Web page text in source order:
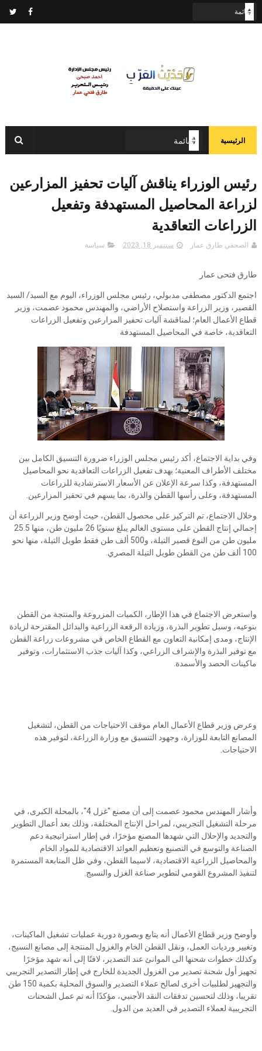
الرئيسية
رئيس الوزراء يناقش آليات تحفيز المزارعين
لزراعة المحاصيل المستهدفة وتفعيل
الزراعات التعاقدية
الصحفي طارق عمار سبتمبر 18, 2023 سياسة
طارق فتحى عمار
اجتمع الدكتور مصطفى مدبولي، رئيس مجلس الوزراء، اليوم مع السيد/ السيد
القصير، وزير الزراعة واستصلاح الأراضي، والمهندس محمود عصمت، وزير
قطاع الأعمال العام؛ لمناقشة آليات تحفيز المزارعين وتفعيل الزراعات
التعاقدية، خاصة في المحاصيل المستهدفة
وفي بداية الاجتماع، أكد رئيس مجلس الوزراء ضرورة التنسيق الكامل بين
مختلف الأطراف المعنية؛ بهدف تفعيل الزراعات التعاقدية نحو المحاصيل
المستهدفة، وكذا سرعة الإعلان عن الأسعار الاسترشادية للزراعات
المستهدفة، وعلى رأسها القطن والذرة، بما يسهم في تحفيز المزارعين.
وخلال الاجتماع، تم التركيز على محصول القطن، حيث أوضح وزير الزراعة أن
إجمالي إنتاج القطن على مستوى العالم يبلغ سنويًا 26 مليون طن، منها 25.5
مليون طن من النوع قصير التيلة، و500 ألف طن فقط طويل التيلة، منها نحو
100 ألف طن من القطن طويل التيلة المصري.
واستعرض الاجتماع في هذا الإطار، الكميات المزروعة والمنتجة من القطن
بنوعيه، وسبل تطوير البذرة، وزيادة الرقعة الزراعية والبدائل المقترحة لزيادة
الإنتاج، ومدى إمكانية التعاون مع القطاع الخاص في مشروعات زراعة القطن
مع توفير البذرة والإشراف الزراعي، وكذا آليات جذب الاستثمارات، وتوفير
ماكينات الحصد والأسمدة.
وعرض وزير قطاع الأعمال العام موقف الاحتياجات من القطن، لتشغيل
المصانع التابعة للوزارة، وجهود التنسيق مع وزارة الزراعة، لتوفير هذه
الاحتياجات.
وأشار المهندس محمود عصمت إلى أن مصنع "غزل 4"، بالمحلة الكبرى، في
مرحلة التشغيل التجريبي، لمراحل الإنتاج المختلفة، وذلك بعد أعمال التطوير
والتجديد والإحلال التي شهدها المصنع مؤخرًا، في إطار استراتيجية دعم
الصناعة والتوسع في التصنيع وتعظيم العوائد الاقتصادية للمواد الخام
والمحاصيل الزراعية الاقتصادية، لاسيما القطن، وفي ظل المتابعة المستمرة
لتنفيذ المشروع القومي لتطوير صناعة الغزل والنسيج.
وأوضح وزير قطاع الأعمال أنه يتابع وبصورة دورية عمليات تشغيل الماكينات،
وتغيير ورديات العمل، ونقل القطن الخام والغزول المنتجة إلى مصانع النسيج،
وكذلك خطوات شحنها الى الموانئ عند التصدير، لافتًا إلى أنه شهد مؤخرًا
تجهيز أول شحنة تصدير من الغزول الجديدة للخارج في إطار التصدير التجريبي
والتجهيز لطلبيات أخرى لصالح عملاء التصدير والسوق المحلية بكمية 150 طن
تقريبا، وذلك لتحسين تدفقات النقد الأجنبي، مؤكدًا أنه تم عمل الشحنات
التجريبية لعملاء التصدير في العديد من الدول.